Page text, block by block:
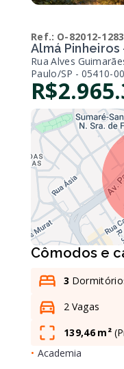
Ref.: O-82012-
Almá
Rua Alves
Paulo/SP - 05410-
Cômodos e
3
2 Vagas
139,46 m² (
• Academia